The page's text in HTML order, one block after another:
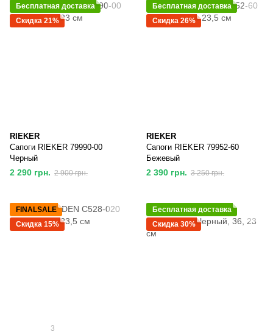
Бесплатная доставка
Скидка 21%
RIEKER
Сапоги RIEKER 79990-00
Черный
2 290 грн. 2 900 грн.
Бесплатная доставка
Скидка 26%
RIEKER
Сапоги RIEKER 79952-60
Бежевый
2 390 грн. 3 250 грн.
FINALSALE
Скидка 15%
3
Бесплатная доставка
Скидка 30%